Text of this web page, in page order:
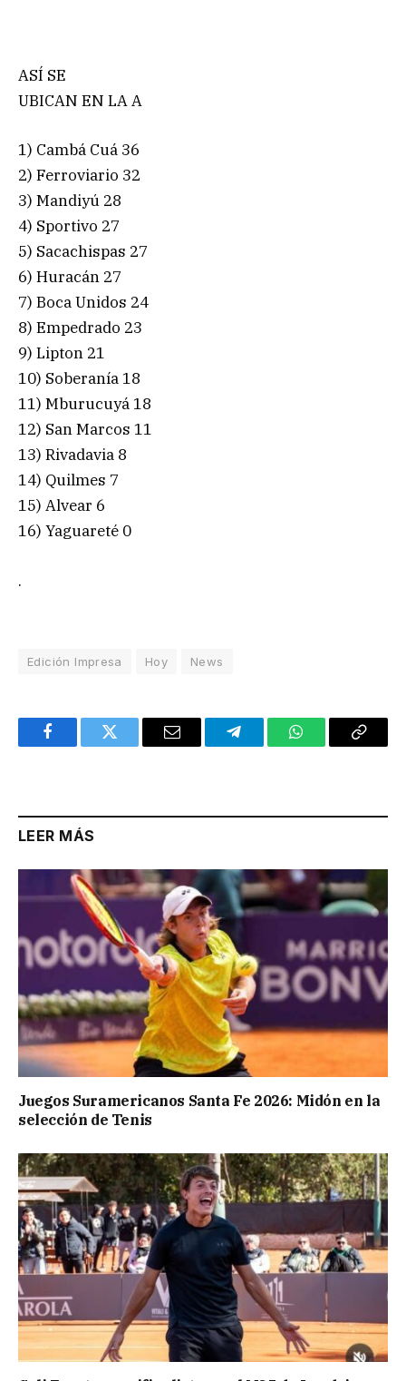
ASÍ SE
UBICAN EN LA A
1) Cambá Cuá 36
2) Ferroviario 32
3) Mandiyú 28
4) Sportivo 27
5) Sacachispas 27
6) Huracán 27
7) Boca Unidos 24
8) Empedrado 23
9) Lipton 21
10) Soberanía 18
11) Mburucuyá 18
12) San Marcos 11
13) Rivadavia 8
14) Quilmes 7
15) Alvear 6
16) Yaguareté 0
.
Edición Impresa Hoy News
FacebookTwitter Email TelegramWhatsAppCopy
LEER MÁS
Juegos Suramericanos Santa Fe 2026: Midón en la
selección de Tenis